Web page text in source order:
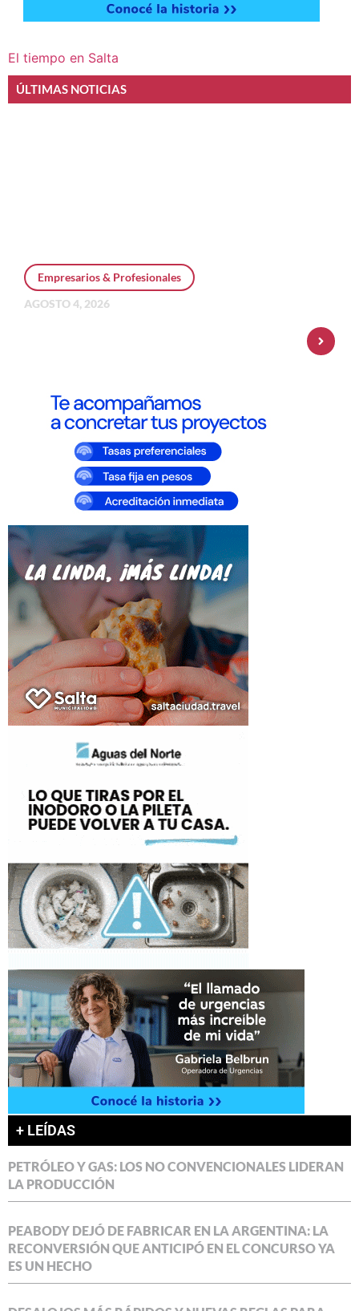
El tiempo en Salta
ÚLTIMAS NOTICIAS
Empresarios & Profesionales
AGOSTO 4, 2026
+ LEÍDAS
PETRÓLEO Y GAS: LOS NO CONVENCIONALES LIDERAN
LA PRODUCCIÓN
PEABODY DEJÓ DE FABRICAR EN LA ARGENTINA: LA
RECONVERSIÓN QUE ANTICIPÓ EN EL CONCURSO YA
ES UN HECHO